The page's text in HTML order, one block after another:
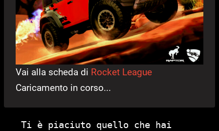
Vai alla scheda di Rocket League
Caricamento in corso...
Ti è piaciuto quello che hai